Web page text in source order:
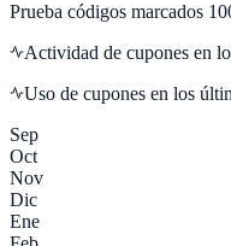
Prueba códigos marcados
Actividad de cupones en
Uso de cupones en los
Sep
Oct
Nov
Dic
Ene